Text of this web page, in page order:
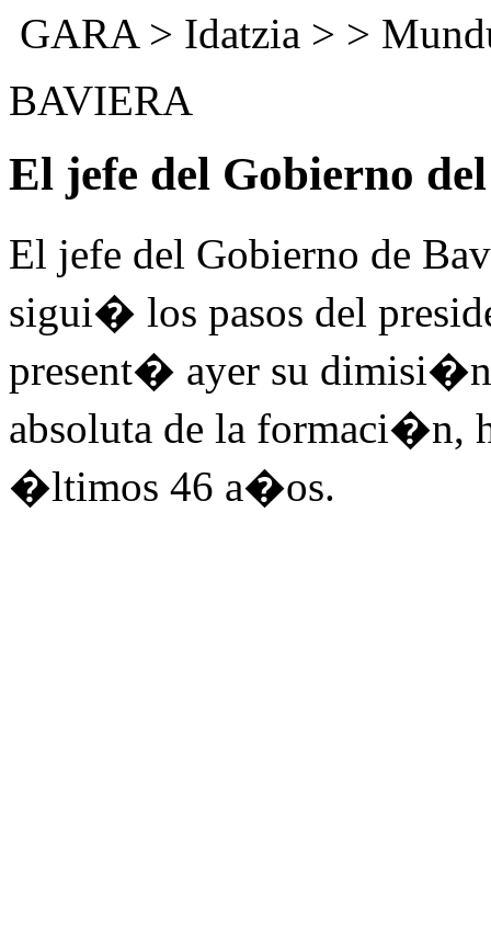
GARA> Idatzia > >
BAVIERA
El jefe del Gobierno
El jefe del Gobierno de
sigui� los pasos del
present� ayer su
absoluta de la formaci�n,
�ltimos 46 a�os.